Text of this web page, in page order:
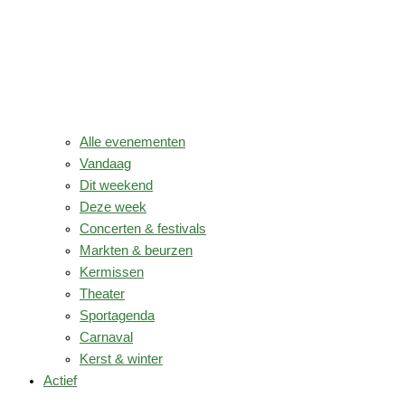
Alle evenementen
Vandaag
Dit weekend
Deze week
Concerten & festivals
Markten & beurzen
Kermissen
Theater
Sportagenda
Carnaval
Kerst & winter
Actief